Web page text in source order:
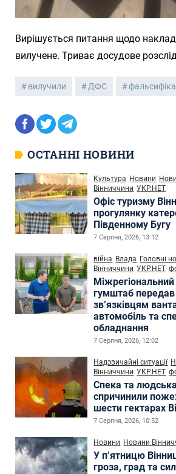
Вирішується питання щодо
вилучене. Триває досудове
вилучили ДФС
ОСТАННІ НОВИНИ
Культура Новини
Вінниччини УКР.НЕТ
Офіс туризму
прогулянку
Південному Бугу
7 Серпня, 2026, 13:12
війна Влада Головні
Вінниччини УКР.НЕТ
гумштаб передав
зв’язківцям
автомобіль та
обладнання
7 Серпня, 2026, 12:02
Надзвичайні ситуації
Вінниччини УКР.НЕТ
Спека та
спричинили
шести гектарах
7 Серпня, 2026, 10:52
Новини Новини
У п’ятницю
гроза, град та